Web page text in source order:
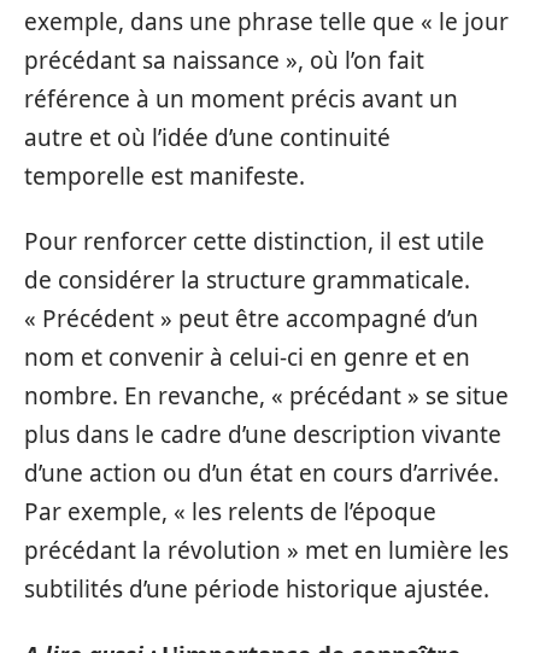
exemple, dans une phrase telle que « le jour
précédant sa naissance », où l’on fait
référence à un moment précis avant un
autre et où l’idée d’une continuité
temporelle est manifeste.
Pour renforcer cette distinction, il est utile
de considérer la structure grammaticale.
« Précédent » peut être accompagné d’un
nom et convenir à celui-ci en genre et en
nombre. En revanche, « précédant » se situe
plus dans le cadre d’une description vivante
d’une action ou d’un état en cours d’arrivée.
Par exemple, « les relents de l’époque
précédant la révolution » met en lumière les
subtilités d’une période historique ajustée.